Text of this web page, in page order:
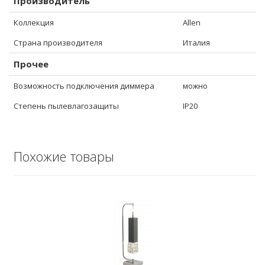
Коллекция
Allen
Страна производителя
Италия
Прочее
Возможность подключения диммера
можно
Степень пылевлагозащиты
IP20
Похожие товары